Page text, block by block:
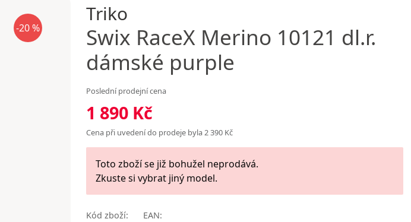
-20 %
Triko
Swix RaceX Merino 10121 dl.r.
dámské purple
Poslední prodejní cena
1 890 Kč
Cena při uvedení do prodeje byla 2 390 Kč
Toto zboží se již bohužel neprodává.
Zkuste si vybrat jiný model.
Kód zboží: EAN: